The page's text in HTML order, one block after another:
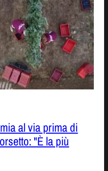
al via prima di
"È la più